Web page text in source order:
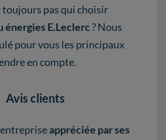
toujours pas qui choisir
énergies E.Leclerc? Nous
pour vous les principaux
en compte.
Avis clients
appréciée par ses